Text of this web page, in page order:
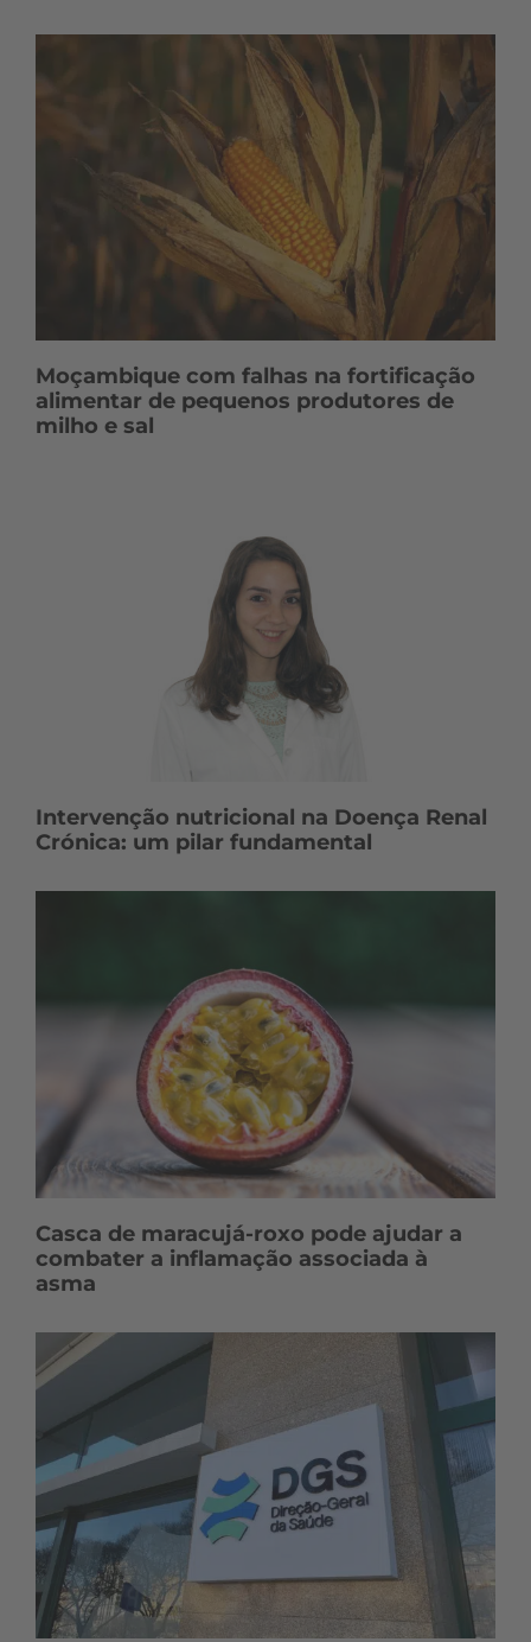
Moçambique com falhas na fortificação
alimentar de pequenos produtores de
milho e sal
Intervenção nutricional na Doença Renal
Crónica: um pilar fundamental
Casca de maracujá-roxo pode ajudar a
combater a inflamação associada à
asma